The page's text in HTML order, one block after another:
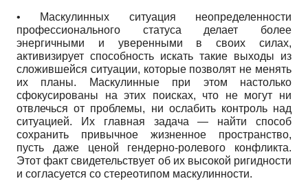
• Маскулинных ситуация неопределенности
профессионального статуса делает более
энергичными и уверенными в своих силах,
активизирует способность искать такие выходы из
сложившейся ситуации, которые позволят не менять
их планы. Маскулинные при этом настолько
сфокусированы на этих поисках, что не могут ни
отвлечься от проблемы, ни ослабить контроль над
ситуацией. Их главная задача — найти способ
сохранить привычное жизненное пространство,
пусть даже ценой гендерно-ролевого конфликта.
Этот факт свидетельствует об их высокой ригидности
и согласуется со стереотипом маскулинности.